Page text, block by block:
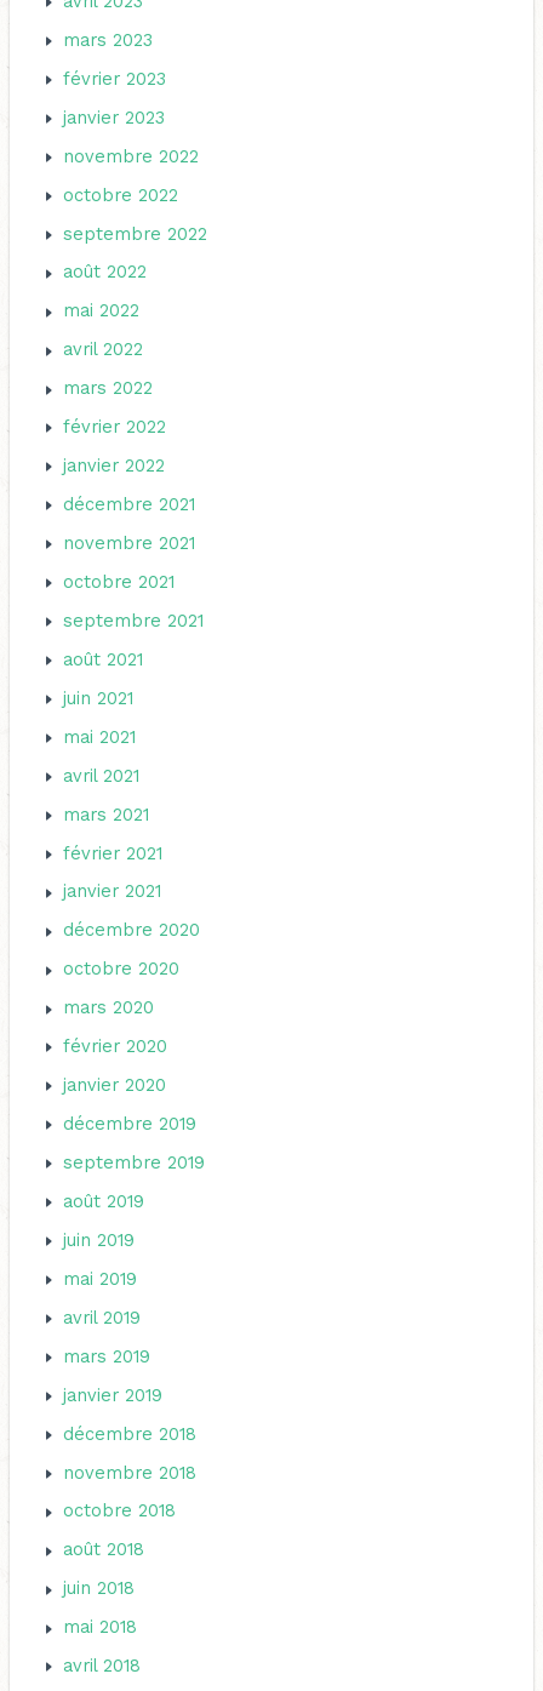
mars 2023
février 2023
janvier 2023
novembre 2022
octobre 2022
septembre 2022
août 2022
mai 2022
avril 2022
mars 2022
février 2022
janvier 2022
décembre 2021
novembre 2021
octobre 2021
septembre 2021
août 2021
juin 2021
mai 2021
avril 2021
mars 2021
février 2021
janvier 2021
décembre 2020
octobre 2020
mars 2020
février 2020
janvier 2020
décembre 2019
septembre 2019
août 2019
juin 2019
mai 2019
avril 2019
mars 2019
janvier 2019
décembre 2018
novembre 2018
octobre 2018
août 2018
juin 2018
mai 2018
avril 2018